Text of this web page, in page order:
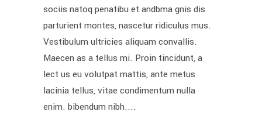
sociis natoq penatibu et andbma gnis dis
parturient montes, nascetur ridiculus mus.
Vestibulum ultricies aliquam convallis.
Maecen as a tellus mi. Proin tincidunt, a
lect us eu volutpat mattis, ante metus
lacinia tellus, vitae condimentum nulla
enim. bibendum nibh....